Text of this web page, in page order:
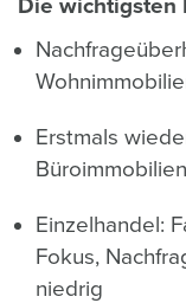
Die wichtigsten
Erstmals
Büroimmobilien
Einzelhandel:
Fokus,
niedrig